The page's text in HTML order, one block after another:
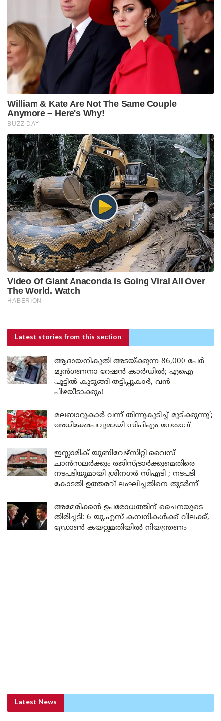
Latest stories from this section
ആദായനികുതി അടയ്ക്കുന്ന 86,000 പേർ
മുൻഗണനാ റേഷൻ കാർഡിൽ; എഐ
പൂട്ടിൽ കുടുങ്ങി തട്ടിപ്പുകാർ, വൻ
പിഴയീടാക്കും!
മലബാറുകാർ വന്ന് തിന്നുകുടിച്ച് മുടിക്കുന്നു’;
അധിക്ഷേപവുമായി സിപിഎം നേതാവ്
ഇസ്ലാമിക് യൂണിവേഴ്സിറ്റി വൈസ്
ചാൻസലർക്കും രജിസ്ട്രാർക്കുമെതിരെ
നടപടിയുമായി ശ്രീനഗർ സിഎടി ; നടപടി
കോടതി ഉത്തരവ് ലംഘിച്ചതിനെ തുടർന്ന്
അമേരിക്കൻ ഉപരോധത്തിന് ചൈനയുടെ
തിരിച്ചടി: 6 യു.എസ് കമ്പനികൾക്ക് വിലക്ക്,
ഡ്രോൺ കയറ്റുമതിയിൽ നിയന്ത്രണം
Latest News